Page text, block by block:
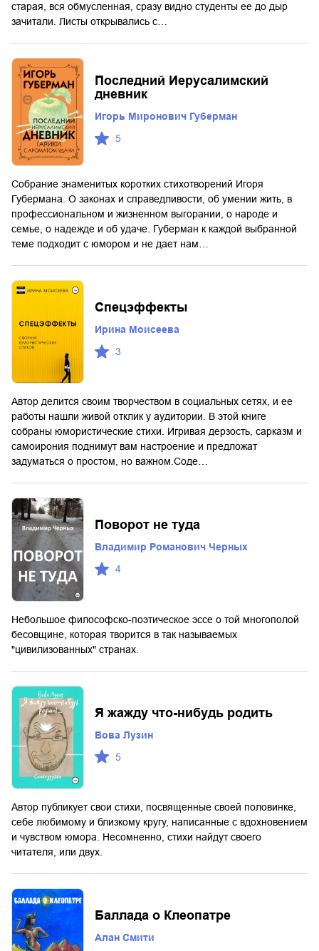
старая, вся обмусленная, сразу видно студенты ее до дыр
зачитали. Листы открывались с…
Последний Иерусалимский
дневник
Игорь Миронович Губерман
5
Собрание знаменитых коротких стихотворений Игоря
Губермана. О законах и справедливости, об умении жить, в
профессиональном и жизненном выгорании, о народе и
семье, о надежде и об удаче. Губерман к каждой выбранной
теме подходит с юмором и не дает нам…
Спецэффекты
Ирина Моисеева
3
Автор делится своим творчеством в социальных сетях, и ее
работы нашли живой отклик у аудитории. В этой книге
собраны юмористические стихи. Игривая дерзость, сарказм и
самоирония поднимут вам настроение и предложат
задуматься о простом, но важном.Соде…
Поворот не туда
Владимир Романович Черных
4
Небольшое философско-поэтическое эссе о той многополой
бесовщине, которая творится в так называемых
"цивилизованных" странах.
Я жажду что-нибудь родить
Вова Лузин
5
Автор публикует свои стихи, посвященные своей половинке,
себе любимому и близкому кругу, написанные с вдохновением
и чувством юмора. Несомненно, стихи найдут своего
читателя, или двух.
Баллада о Клеопатре
Алан Смити